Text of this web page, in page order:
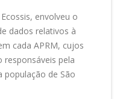
envolveu o
dados relativos à
cada APRM, cujos
responsáveis pela
de São